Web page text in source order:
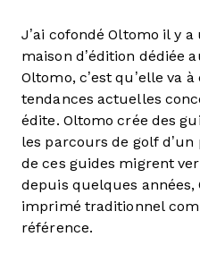
J’ai cofondé Oltomo il y
maison d’édition dédiée
Oltomo, c’est qu’elle va
tendances actuelles
édite. Oltomo crée des
les parcours de golf
de ces guides migrent
depuis quelques
imprimé traditionnel
référence.